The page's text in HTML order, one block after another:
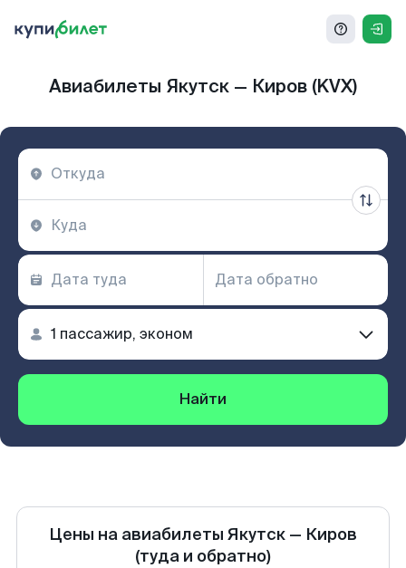
Авиабилеты Якутск — Киров (KVX)
Найти
Цены на авиабилеты Якутск — Киров
(туда и обратно)